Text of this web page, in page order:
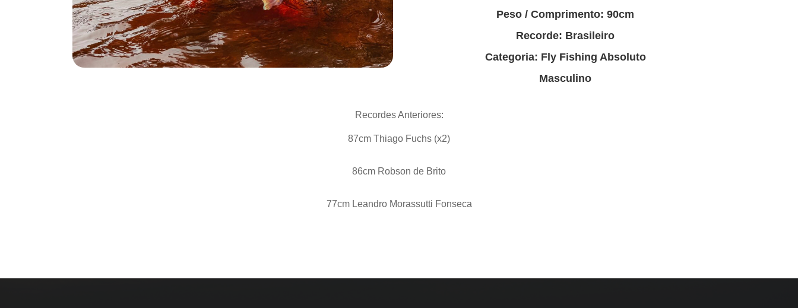
Peso / Comprimento: 90cm
Recorde: Brasileiro
Categoria: Fly Fishing Absoluto
Masculino
Recordes Anteriores:
87cm Thiago Fuchs (x2)
86cm Robson de Brito
77cm Leandro Morassutti Fonseca